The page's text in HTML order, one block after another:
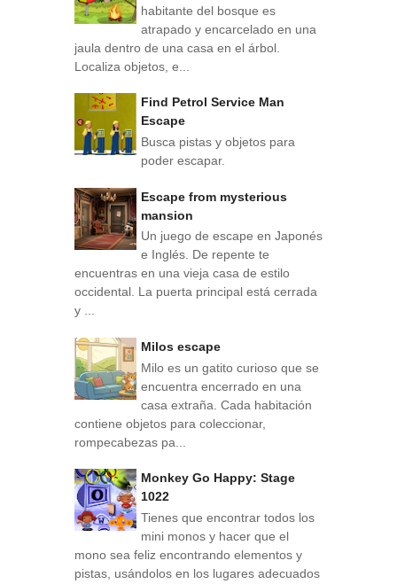
habitante del bosque es
atrapado y encarcelado en una
jaula dentro de una casa en el árbol.
Localiza objetos, e...
Find Petrol Service Man
Escape
Busca pistas y objetos para
poder escapar.
Escape from mysterious
mansion
Un juego de escape en Japonés
e Inglés. De repente te
encuentras en una vieja casa de estilo
occidental. La puerta principal está cerrada
y ...
Milos escape
Milo es un gatito curioso que se
encuentra encerrado en una
casa extraña. Cada habitación
contiene objetos para coleccionar,
rompecabezas pa...
Monkey Go Happy: Stage
1022
Tienes que encontrar todos los
mini monos y hacer que el
mono sea feliz encontrando elementos y
pistas, usándolos en los lugares adecuados